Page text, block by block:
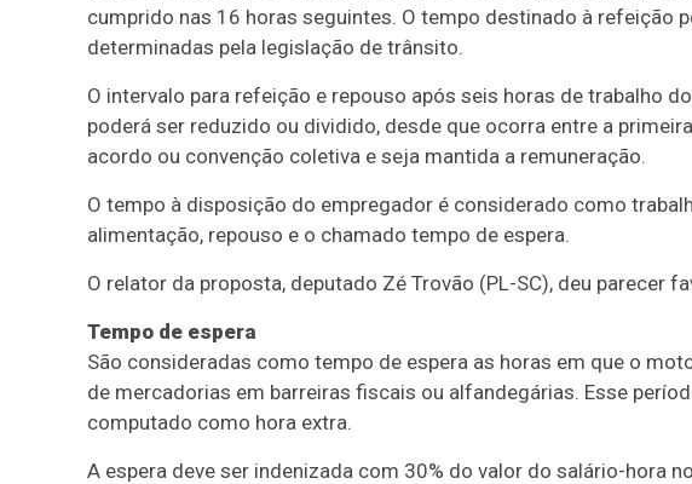
cumprido nas 16 horas seguintes. O tempo destinado à refeição
determinadas pela legislação de trânsito.
O intervalo para refeição e repouso após seis horas de trabalho
poderá ser reduzido ou dividido, desde que ocorra entre a
acordo ou convenção coletiva e seja mantida a remuneração.
O tempo à disposição do empregador é considerado como
alimentação, repouso e o chamado tempo de espera.
O relator da proposta, deputado Zé Trovão (PL-SC), deu parecer
Tempo de espera
São consideradas como tempo de espera as horas em que o
de mercadorias em barreiras fiscais ou alfandegárias. Esse
computado como hora extra.
A espera deve ser indenizada com 30% do valor do salário-hora